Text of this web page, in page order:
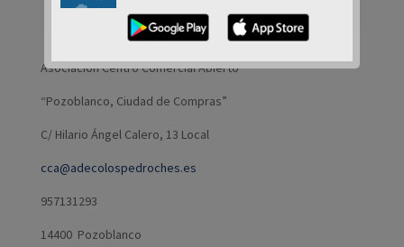
Asociación Centro Comercial Abierto
“Pozoblanco, Ciudad de Compras”
C/ Hilario Ángel Calero, 13 Local
cca@adecolospedroches.es
957131293
14400 Pozoblanco